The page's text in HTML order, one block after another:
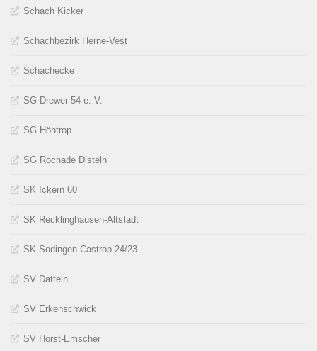
Schach Kicker
Schachbezirk Herne-Vest
Schachecke
SG Drewer 54 e. V.
SG Höntrop
SG Rochade Disteln
SK Ickern 60
SK Recklinghausen-Altstadt
SK Sodingen Castrop 24/23
SV Datteln
SV Erkenschwick
SV Horst-Emscher